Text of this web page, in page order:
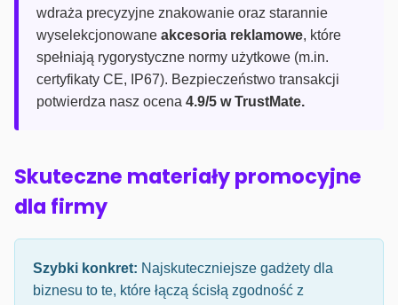
wdraża precyzyjne znakowanie oraz starannie
wyselekcjonowane akcesoria reklamowe, które
spełniają rygorystyczne normy użytkowe (m.in.
certyfikaty CE, IP67). Bezpieczeństwo transakcji
potwierdza nasz ocena 4.9/5 w TrustMate.
Skuteczne materiały promocyjne
dla firmy
Szybki konkret: Najskuteczniejsze gadżety dla
biznesu to te, które łączą ścisłą zgodność z